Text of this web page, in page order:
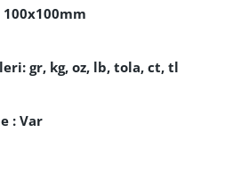
100x100mm
gr, kg, oz, lb, tola, ct, tl
: Var